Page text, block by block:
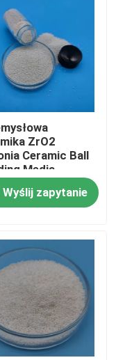
ZrO2
Ceramic Ball
Media
Silikatowe
Wyślij zapytanie